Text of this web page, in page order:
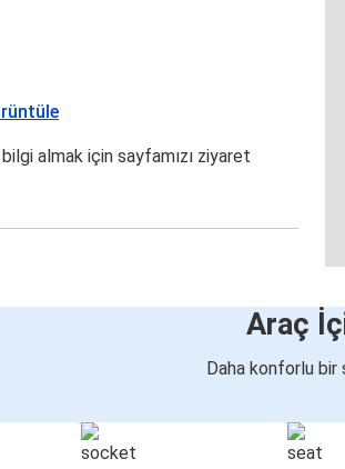
almak için sayfamızı ziyaret
Araç
Daha konforlu bir